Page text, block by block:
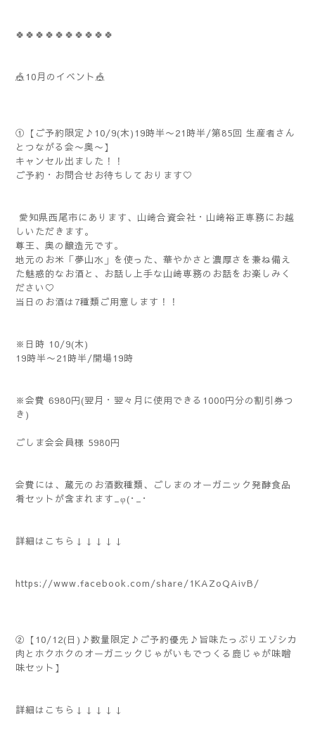
🍀🍀🍀🍀🍀🍀🍀🍀🍀🍀
🎪10月のイベント🎪
①【ご予約限定♪10/9(木)19時半〜21時半/第85回 生産者さん
とつながる会〜奥〜】
キャンセル出ました！！
ご予約・お問合せお待ちしております♡
愛知県西尾市にあります、山﨑合資会社・山﨑裕正専務にお越
しいただきます。
尊王、奥の醸造元です。
地元のお米「夢山水」を使った、華やかさと濃厚さを兼ね備え
た魅惑的なお酒と、お話し上手な山﨑専務のお話をお楽しみく
ださい♡
当日のお酒は7種類ご用意します！！
※日時 10/9(木)
19時半〜21時半/開場19時
※会費 6980円(翌月・翌々月に使用できる1000円分の割引券つ
き)
ごしま会会員様 5980円
会費には、蔵元のお酒数種類、ごしまのオーガニック発酵食品
肴セットが含まれます_φ(･_･
詳細はこちら↓↓↓↓↓
https://www.facebook.com/share/1KAZoQAivB/
②【10/12(日)♪数量限定♪ご予約優先♪旨味たっぷりエゾシカ
肉とホクホクのオーガニックじゃがいもでつくる鹿じゃが味噌
味セット】
詳細はこちら↓↓↓↓↓